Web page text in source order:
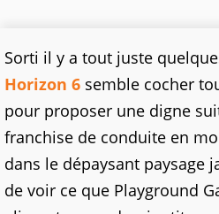
Sorti il y a tout juste
Horizon 6 semble cocher
pour proposer une digne
franchise de conduite en
dans le dépaysant paysage
de voir ce que Playground